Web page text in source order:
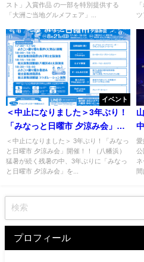
スト」入賞作品 の一部を特別提供する
「大洲ご当地グルメフェア」...
イベント
＜中止になりました＞3年ぶり！
「みなっと日曜市 夕涼み会」開
催！！（八幡浜）
＜中止になりました＞ 3年ぶり！「みなっ
と日曜市 夕涼み会」開催！！（八幡浜）
猛暑が続く残暑の中、3年ぶりに「みなっ
と日曜市 夕涼み会」を...
ン
愛
公
間
プロフィール